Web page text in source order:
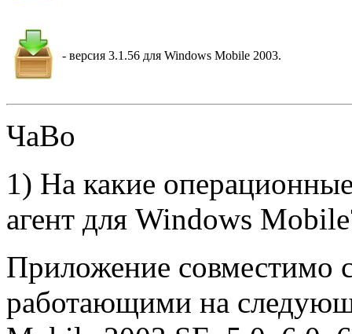
- версия 3.1.56 для Windows Mobile 2003.
ЧаВо
1) На какие
агент для Windows
Приложение совместимо
работающими на